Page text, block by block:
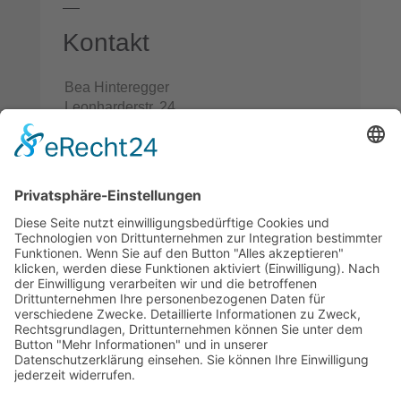
Kontakt
Bea Hinteregger
Leonharderstr. 24
Italien/Südtirol
mail@bea-hinteregger.art
©Bea Hinteregger Impressum Datenschutz
MwSt.-Nr. 03278460211
powered bytrend-media.com